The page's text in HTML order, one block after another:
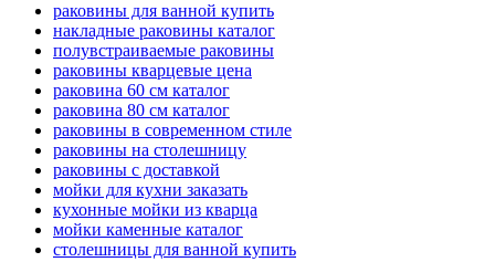
раковины для ванной купить
накладные раковины каталог
полувстраиваемые раковины
раковины кварцевые цена
раковина 60 см каталог
раковина 80 см каталог
раковины в современном стиле
раковины на столешницу
раковины с доставкой
мойки для кухни заказать
кухонные мойки из кварца
мойки каменные каталог
столешницы для ванной купить